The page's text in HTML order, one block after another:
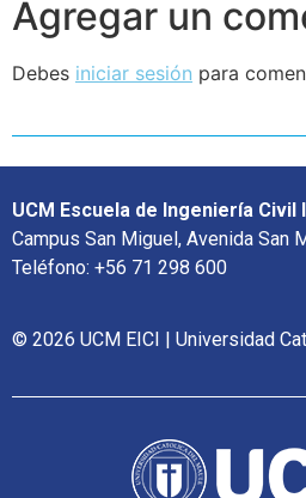
Agregar un
Debes iniciar sesión para
UCM Escuela de Ingeniería
Campus San Miguel, Avenida San
Teléfono: +56 71 298 600
© 2026 UCM EICI | Universidad